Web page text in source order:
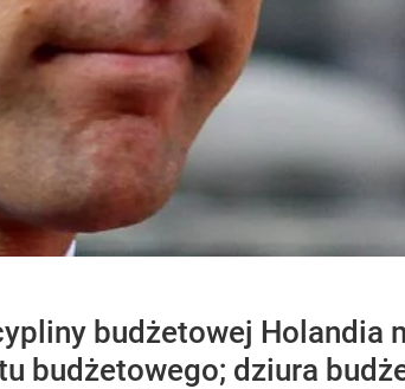
budżetowej Holandia
budżetowego; dziura